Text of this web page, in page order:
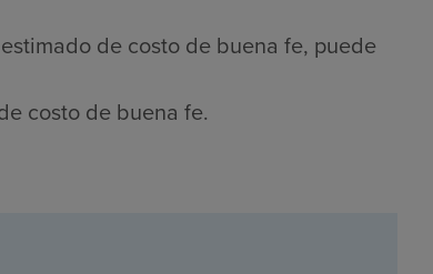
de costo de buena fe, puede
costo de buena fe.